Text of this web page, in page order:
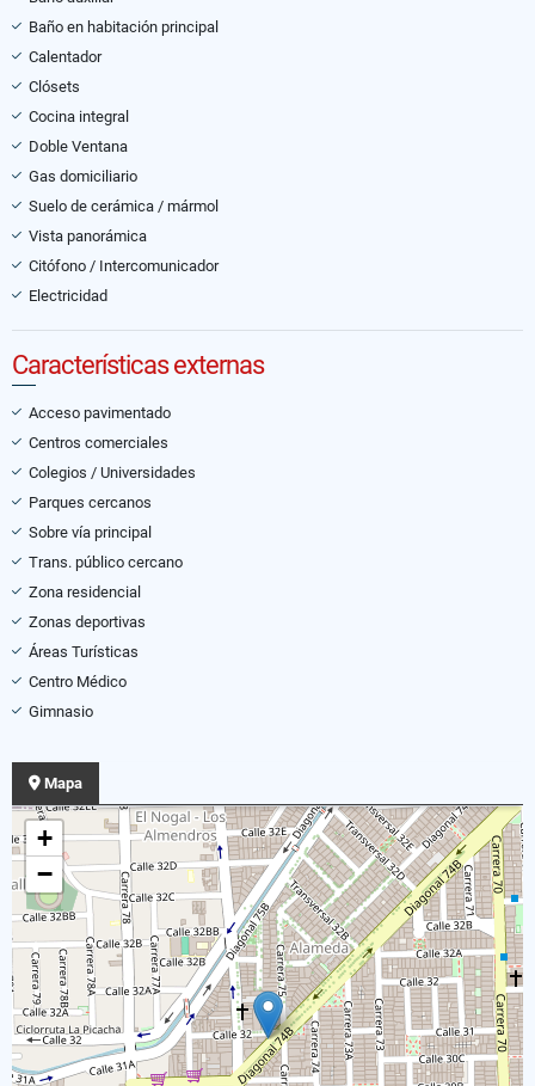
Baño en habitación principal
Calentador
Clósets
Cocina integral
Doble Ventana
Gas domiciliario
Suelo de cerámica / mármol
Vista panorámica
Citófono / Intercomunicador
Electricidad
Características externas
Acceso pavimentado
Centros comerciales
Colegios / Universidades
Parques cercanos
Sobre vía principal
Trans. público cercano
Zona residencial
Zonas deportivas
Áreas Turísticas
Centro Médico
Gimnasio
Mapa
+
−